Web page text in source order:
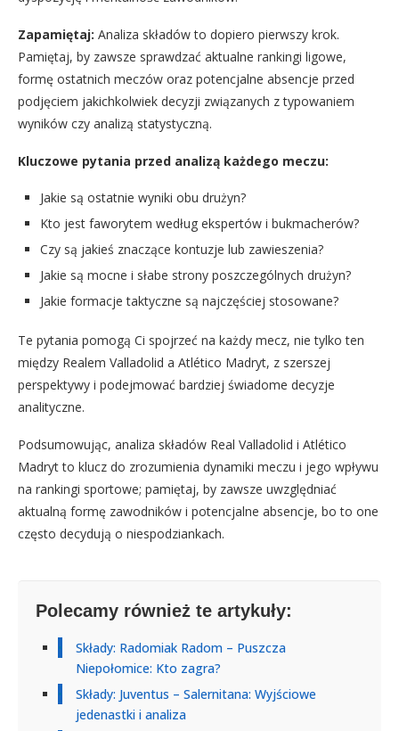
Zapamiętaj: Analiza składów to dopiero pierwszy krok.
Pamiętaj, by zawsze sprawdzać aktualne rankingi ligowe,
formę ostatnich meczów oraz potencjalne absencje przed
podjęciem jakichkolwiek decyzji związanych z typowaniem
wyników czy analizą statystyczną.
Kluczowe pytania przed analizą każdego meczu:
Jakie są ostatnie wyniki obu drużyn?
Kto jest faworytem według ekspertów i bukmacherów?
Czy są jakieś znaczące kontuzje lub zawieszenia?
Jakie są mocne i słabe strony poszczególnych drużyn?
Jakie formacje taktyczne są najczęściej stosowane?
Te pytania pomogą Ci spojrzeć na każdy mecz, nie tylko ten
między Realem Valladolid a Atlético Madryt, z szerszej
perspektywy i podejmować bardziej świadome decyzje
analityczne.
Podsumowując, analiza składów Real Valladolid i Atlético
Madryt to klucz do zrozumienia dynamiki meczu i jego wpływu
na rankingi sportowe; pamiętaj, by zawsze uwzględniać
aktualną formę zawodników i potencjalne absencje, bo to one
często decydują o niespodziankach.
Polecamy również te artykuły:
Składy: Radomiak Radom – Puszcza
Niepołomice: Kto zagra?
Składy: Juventus – Salernitana: Wyjściowe
jedenastki i analiza